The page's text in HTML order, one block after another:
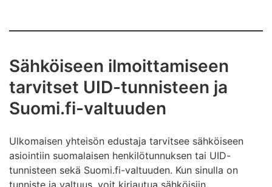
Sähköiseen ilmoittamiseen
tarvitset UID-tunnisteen ja
Suomi.fi-valtuuden
Ulkomaisen yhteisön edustaja tarvitsee sähköiseen
asiointiin suomalaisen henkilötunnuksen tai UID-
tunnisteen sekä Suomi.fi-valtuuden. Kun sinulla on
tunniste ja valtuus, voit kirjautua sähköisiin